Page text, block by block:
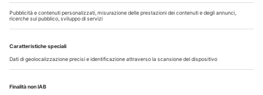
2
3 4 5 6 7
8
9
10 11 12 13 14
15
16
17
23
24 25 26 27 28